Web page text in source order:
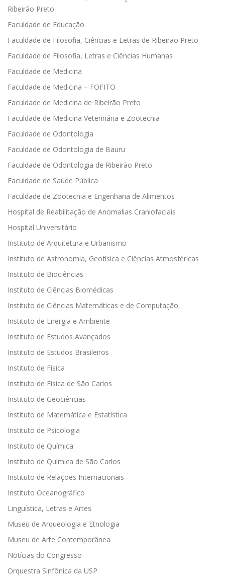
Ribeirão Preto
Faculdade de Educação
Faculdade de Filosofia, Ciências e Letras de Ribeirão Preto
Faculdade de Filosofia, Letras e Ciências Humanas
Faculdade de Medicina
Faculdade de Medicina – FOFITO
Faculdade de Medicina de Ribeirão Preto
Faculdade de Medicina Veterinária e Zootecnia
Faculdade de Odontologia
Faculdade de Odontologia de Bauru
Faculdade de Odontologia de Ribeirão Preto
Faculdade de Saúde Pública
Faculdade de Zootecnia e Engenharia de Alimentos
Hospital de Reabilitação de Anomalias Craniofaciais
Hospital Universitário
Instituto de Arquitetura e Urbanismo
Instituto de Astronomia, Geofísica e Ciências Atmosféricas
Instituto de Biociências
Instituto de Ciências Biomédicas
Instituto de Ciências Matemáticas e de Computação
Instituto de Energia e Ambiente
Instituto de Estudos Avançados
Instituto de Estudos Brasileiros
Instituto de Física
Instituto de Física de São Carlos
Instituto de Geociências
Instituto de Matemática e Estatística
Instituto de Psicologia
Instituto de Química
Instituto de Química de São Carlos
Instituto de Relações Internacionais
Instituto Oceanográfico
Linguística, Letras e Artes
Museu de Arqueologia e Etnologia
Museu de Arte Contemporânea
Notícias do Congresso
Orquestra Sinfônica da USP